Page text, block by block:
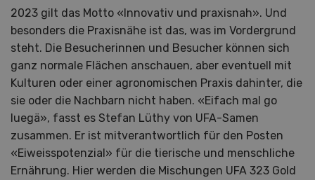
2023 gilt das Motto «Innovativ und praxisnah». Und
besonders die Praxisnähe ist das, was im Vordergrund
steht. Die Besucherinnen und Besucher können sich
ganz normale Flächen anschauen, aber eventuell mit
Kulturen oder einer agronomischen Praxis dahinter, die
sie oder die Nachbarn nicht haben. «Eifach mal go
luegä», fasst es Stefan Lüthy von UFA-Samen
zusammen. Er ist mitverantwortlich für den Posten
«Eiweisspotenzial» für die tierische und menschliche
Ernährung. Hier werden die Mischungen UFA 323 Gold